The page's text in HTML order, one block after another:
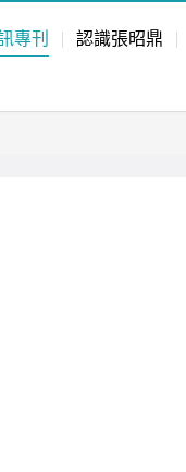
專刊 認識張昭鼎